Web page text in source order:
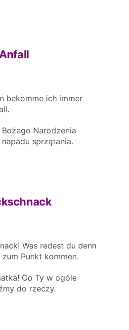
bekomme ich immer
Narodzenia
sprzątania.
Was redest du denn
Punkt kommen.
Co Ty w ogóle
do rzeczy.